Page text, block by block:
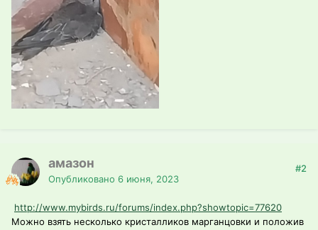
амазон
Опубликовано 6 июня, 2023
#2
http://www.mybirds.ru/forums/index.php?showtopic=77620
Можно взять несколько кристалликов марганцовки и положив